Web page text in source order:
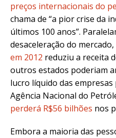
preços internacionais do
chama de “a pior crise da
últimos 100 anos”.
desaceleração do mercado,
em 2012 reduziu a receita
outros estados poderiam
lucro líquido das empresas
Agência Nacional do
perderá R$56 bilhões nos
Embora a maioria das